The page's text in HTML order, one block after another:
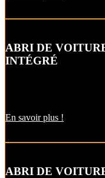
ABRI DE
INTÉGRÉ
En savoir plus !
ABRI DE